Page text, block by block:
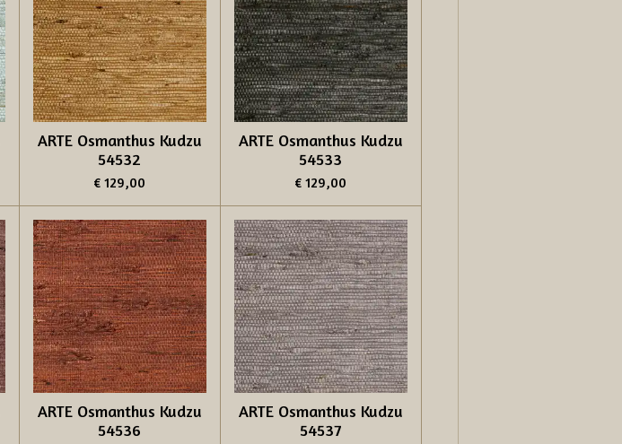
ARTE Osmanthus Kudzu
54532
€ 129,00
ARTE Osmanthus Kudzu
54533
€ 129,00
ARTE Osmanthus Kudzu
54536
ARTE Osmanthus Kudzu
54537